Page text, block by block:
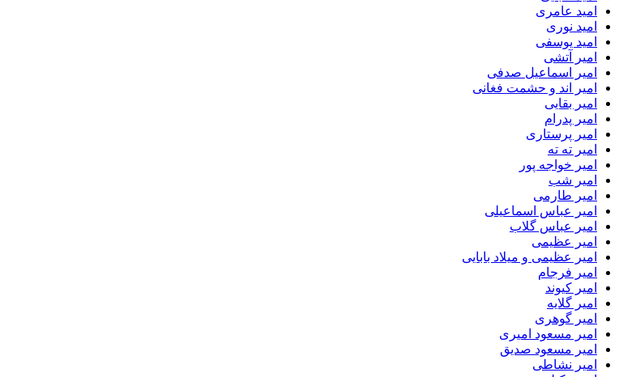
امید عامری
امید نوری
امید یوسفی
امیر آتشی
امیر اسماعیل صدفی
امیر اند و حشمت فغانی
امیر بقایی
امیر پدرام
امیر پرستاری
امیر ته ته
امیر خواجه پور
امیر شب
امیر طارمی
امیر عباس اسماعیلی
امیر عباس گلاب
امیر عظیمی
امیر عظیمی و میلاد بابایی
امیر فرجام
امیر کیوند
امیر گلایه
امیر گوهری
امیر مسعود امیری
امیر مسعود صدیق
امیر نشاطی